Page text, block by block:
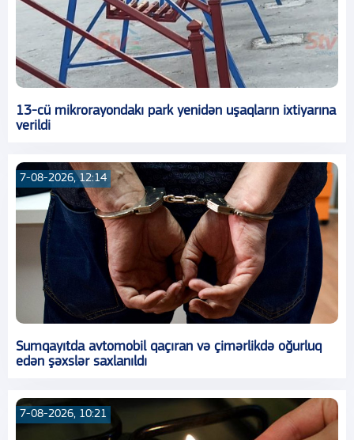
13-cü mikrorayondakı park yenidən uşaqların ixtiyarına
verildi
7-08-2026, 12:14
Sumqayıtda avtomobil qaçıran və çimərlikdə oğurluq
edən şəxslər saxlanıldı
7-08-2026, 10:21